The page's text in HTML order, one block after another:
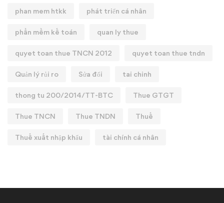
phan mem htkk phát triển cá nhân
phần mềm kế toán quan ly thue
quyet toan thue TNCN 2012 quyet toan thue tndn
Quản lý rủi ro Sửa đổi tai chinh
thong tu 200/2014/TT-BTC Thue GTGT
Thue TNCN Thue TNDN Thuế
Thuế xuất nhập khẩu tài chính cá nhân